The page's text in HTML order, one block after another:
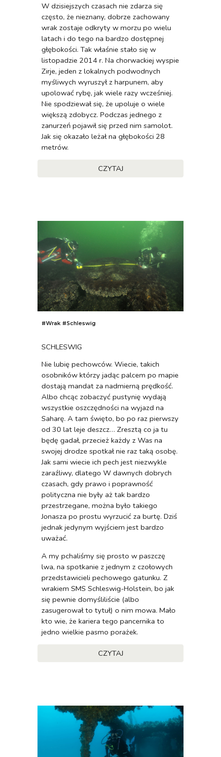
W dzisiejszych czasach nie zdarza się
często, że nieznany, dobrze zachowany
wrak zostaje odkryty w morzu po wielu
latach i do tego na bardzo dostępnej
głębokości. Tak właśnie stało się w
listopadzie 2014 r. Na chorwackiej wyspie
Zirje, jeden z lokalnych podwodnych
myśliwych wyruszył z harpunem, aby
upolować rybę, jak wiele razy wcześniej.
Nie spodziewał się, że upoluje o wiele
większą zdobycz. Podczas jednego z
zanurzeń pojawił się przed nim samolot.
Jak się okazało leżał na głębokości 28
metrów.
CZYTAJ
#Wrak #Schleswig
SCHLESWIG
Nie lubię pechowców. Wiecie, takich
osobników którzy jadąc palcem po mapie
dostają mandat za nadmierną prędkość.
Albo chcąc zobaczyć pustynię wydają
wszystkie oszczędności na wyjazd na
Saharę. A tam święto, bo po raz pierwszy
od 30 lat leje deszcz… Zresztą co ja tu
będę gadał, przecież każdy z Was na
swojej drodze spotkał nie raz taką osobę.
Jak sami wiecie ich pech jest niezwykle
zaraźliwy, dlatego W dawnych dobrych
czasach, gdy prawo i poprawność
polityczna nie były aż tak bardzo
przestrzegane, można było takiego
Jonasza po prostu wyrzucić za burtę. Dziś
jednak jedynym wyjściem jest bardzo
uważać.
A my pchaliśmy się prosto w paszczę
lwa, na spotkanie z jednym z czołowych
przedstawicieli pechowego gatunku. Z
wrakiem SMS Schleswig-Holstein, bo jak
się pewnie domyśliliście (albo
zasugerował to tytuł) o nim mowa. Mało
kto wie, że kariera tego pancernika to
jedno wielkie pasmo porażek.
CZYTAJ